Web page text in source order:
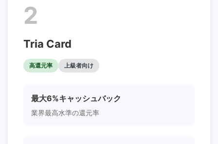
2
Tria Card
高還元率 上級者向け
最大6%キャッシュバック
業界最高水準の還元率